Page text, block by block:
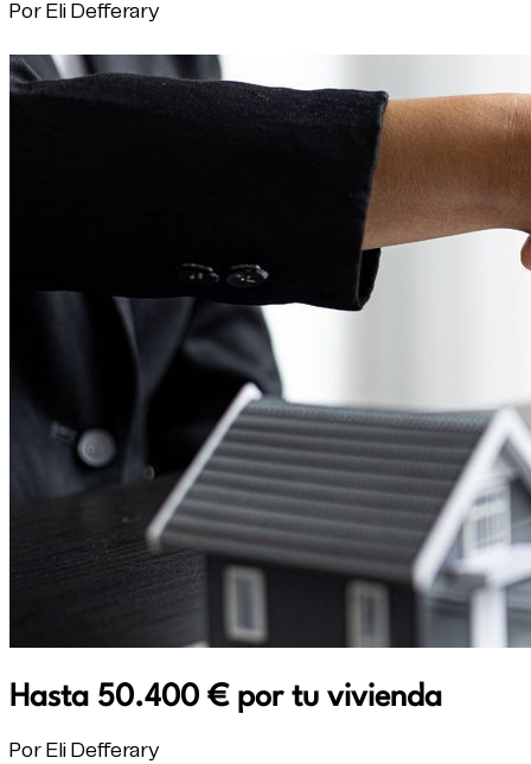
Por Eli Defferary
Hasta 50.400 € por tu vivienda
Por Eli Defferary